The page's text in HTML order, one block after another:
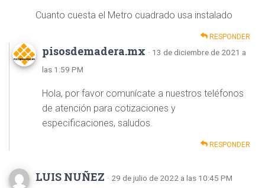
Cuanto cuesta el Metro cuadrado usa instalado
RESPONDER
pisosdemadera.mx · 13 de diciembre de 2021 a
las 1:59 PM
Hola, por favor comunícate a nuestros teléfonos
de atención para cotizaciones y
especificaciones, saludos.
RESPONDER
LUIS NUÑEZ · 29 de julio de 2022 a las 10:45 PM